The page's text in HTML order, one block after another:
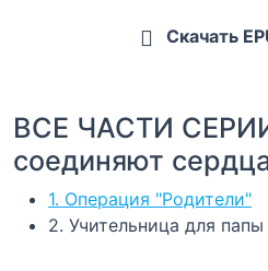
Скачать
ВСЕ ЧАСТИ
соединяют
1. Операция "Родители"
2. Учительница для папы